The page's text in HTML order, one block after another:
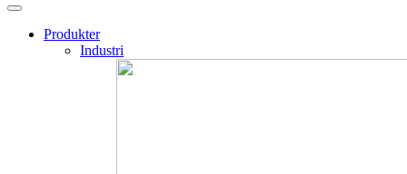
Produkter
Industri